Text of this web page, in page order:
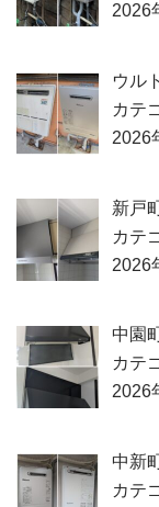
2026
ウル
カテ
2026
新戸
カテ
2026
中園
カテ
2026
中新
カテ